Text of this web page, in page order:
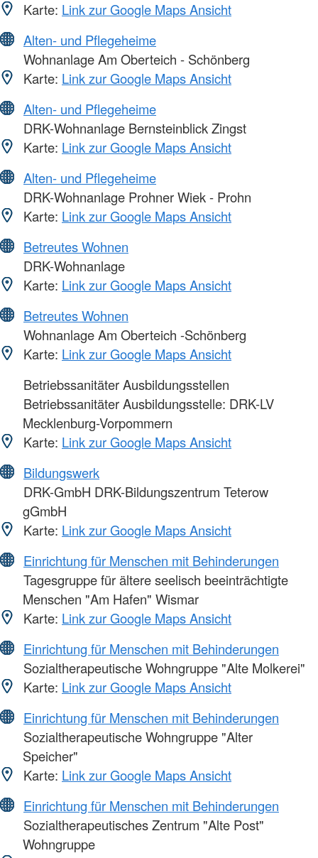
Karte: Link zur Google Maps Ansicht
Alten- und Pflegeheime
Wohnanlage Am Oberteich - Schönberg
Karte: Link zur Google Maps Ansicht
Alten- und Pflegeheime
DRK-Wohnanlage Bernsteinblick Zingst
Karte: Link zur Google Maps Ansicht
Alten- und Pflegeheime
DRK-Wohnanlage Prohner Wiek - Prohn
Karte: Link zur Google Maps Ansicht
Betreutes Wohnen
DRK-Wohnanlage
Karte: Link zur Google Maps Ansicht
Betreutes Wohnen
Wohnanlage Am Oberteich -Schönberg
Karte: Link zur Google Maps Ansicht
Betriebssanitäter Ausbildungsstellen
Betriebssanitäter Ausbildungsstelle: DRK-LV
Mecklenburg-Vorpommern
Karte: Link zur Google Maps Ansicht
Bildungswerk
DRK-GmbH DRK-Bildungszentrum Teterow
gGmbH
Karte: Link zur Google Maps Ansicht
Einrichtung für Menschen mit Behinderungen
Tagesgruppe für ältere seelisch beeinträchtigte
Menschen "Am Hafen" Wismar
Karte: Link zur Google Maps Ansicht
Einrichtung für Menschen mit Behinderungen
Sozialtherapeutische Wohngruppe "Alte Molkerei"
Karte: Link zur Google Maps Ansicht
Einrichtung für Menschen mit Behinderungen
Sozialtherapeutische Wohngruppe "Alter
Speicher"
Karte: Link zur Google Maps Ansicht
Einrichtung für Menschen mit Behinderungen
Sozialtherapeutisches Zentrum "Alte Post"
Wohngruppe